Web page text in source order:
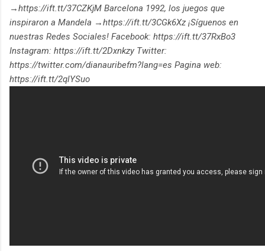
→https://ift.tt/37CZKjM Barcelona 1992, los juegos que
inspiraron a Mandela →https://ift.tt/3CGk6Xz ¡Síguenos en
nuestras Redes Sociales! Facebook: https://ift.tt/37RxBo3
Instagram: https://ift.tt/2Dxnkzy Twitter:
https://twitter.com/dianauribefm?lang=es Pagina web:
https://ift.tt/2qlYSuo